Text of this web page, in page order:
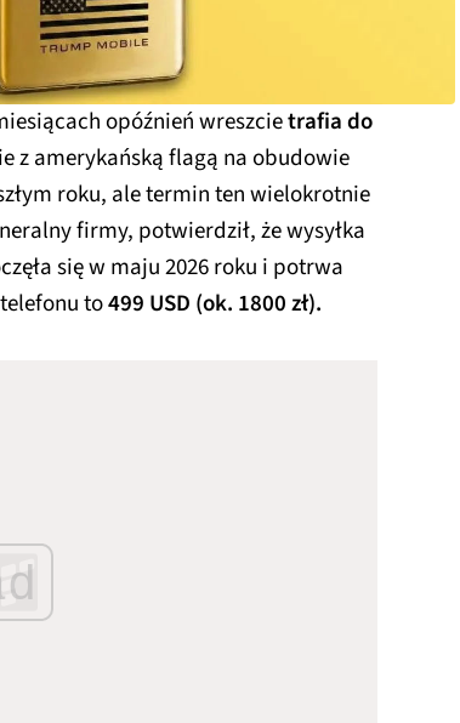
opóźnień wreszcietrafia do
z amerykańską flagą na obudowie
roku, ale termin ten wielokrotnie
firmy, potwierdził, że wysyłka
się w maju 2026 roku i potrwa
to499 USD (ok. 1800 zł).